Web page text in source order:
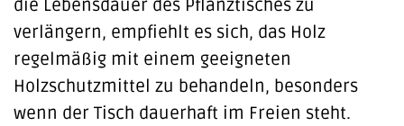
die Lebensdauer des Pflanztisches zu
verlängern, empfiehlt es sich, das Holz
regelmäßig mit einem geeigneten
Holzschutzmittel zu behandeln, besonders
wenn der Tisch dauerhaft im Freien steht.